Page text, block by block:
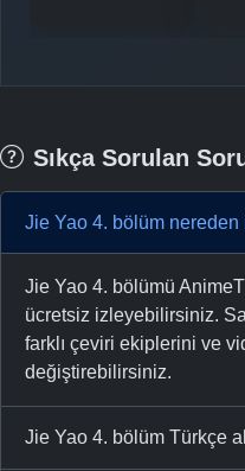
Sıkça Sorulan
Jie Yao 4. bölüm nereden
Jie Yao 4. bölümü
ücretsiz izleyebilirsiniz.
farklı çeviri ekiplerini ve
değiştirebilirsiniz.
Jie Yao 4. bölüm Türkçe